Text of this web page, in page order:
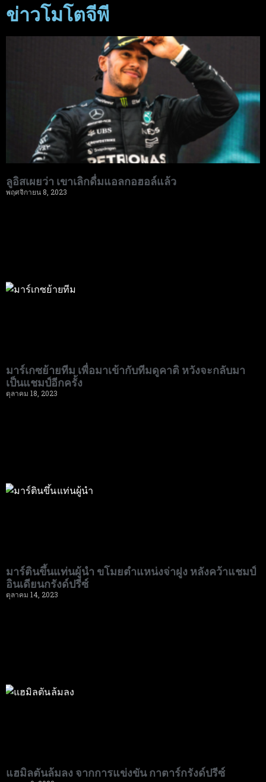
ข่าวโมโตจีพี
ลูอิสเผยว่า เขาเลิกดื่มแอลกอฮอล์แล้ว
พฤศจิกายน 8, 2023
มาร์เกซย้ายทีม เพื่อมาเข้ากับทีมดูคาติ หวังจะกลับมา
เป็นแชมป์อีกครั้ง
ตุลาคม 18, 2023
มาร์ตินขึ้นแท่นผู้นำ ขโมยตำแหน่งจ่าฝูง หลังคว้าแชมป์
อินเดียนกรังด์ปรีซ์
ตุลาคม 14, 2023
แฮมิลตันล้มลง จากการแข่งขัน กาตาร์กรังด์ปรีซ์